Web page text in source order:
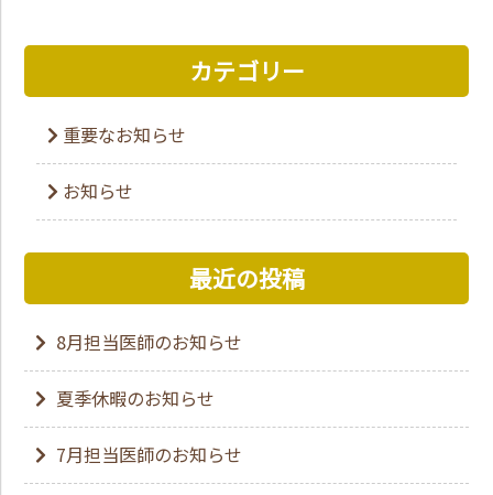
カテゴリー
重要なお知らせ
お知らせ
最近の投稿
8月担当医師のお知らせ
夏季休暇のお知らせ
7月担当医師のお知らせ